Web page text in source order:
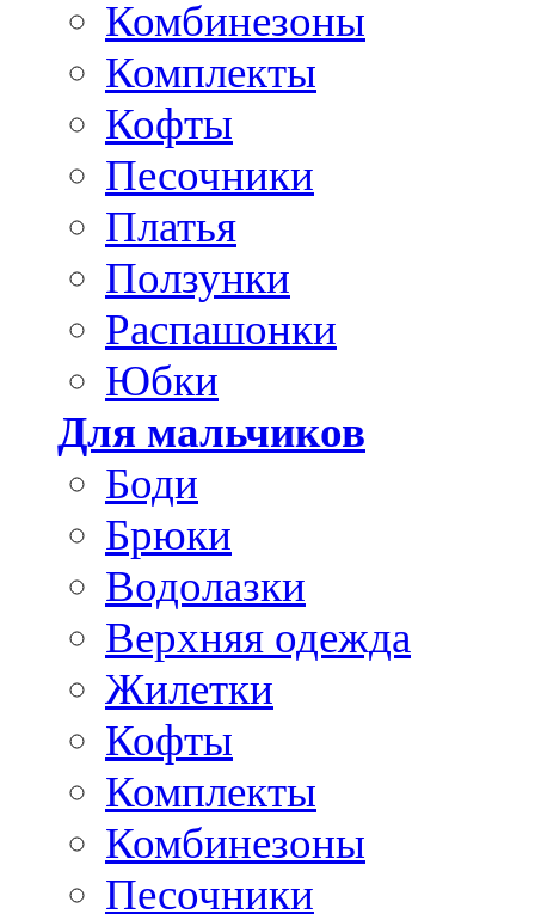
Комбинезоны
Комплекты
Кофты
Песочники
Платья
Ползунки
Распашонки
Юбки
Для мальчиков
Боди
Брюки
Водолазки
Верхняя одежда
Жилетки
Кофты
Комплекты
Комбинезоны
Песочники